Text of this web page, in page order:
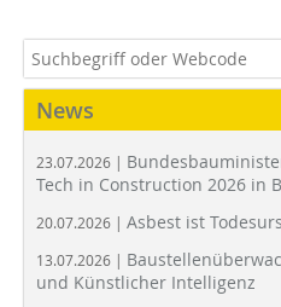
News
23.07.2026 |
Tech in Construction 2026 in
20.07.2026 | Asbest ist
13.07.2026 |
und Künstlicher Intelligenz